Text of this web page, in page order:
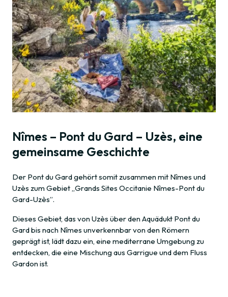
Nîmes – Pont du Gard – Uzès, eine
gemeinsame Geschichte
Der Pont du Gard gehört somit zusammen mit Nîmes und
Uzès zum Gebiet „Grands Sites Occitanie Nîmes-Pont du
Gard-Uzès”.
Dieses Gebiet, das von Uzès über den Aquädukt Pont du
Gard bis nach Nîmes unverkennbar von den Römern
geprägt ist, lädt dazu ein, eine mediterrane Umgebung zu
entdecken, die eine Mischung aus Garrigue und dem Fluss
Gardon ist.